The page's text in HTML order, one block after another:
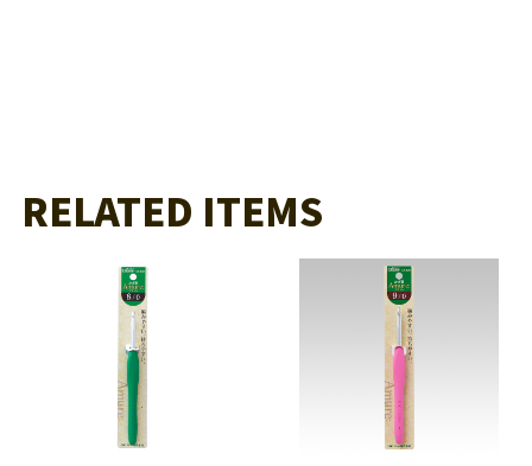
RELATED ITEMS